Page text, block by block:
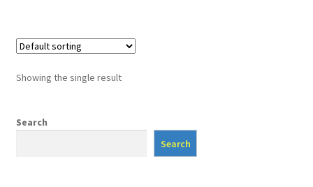
Showing the single result
Search
Search